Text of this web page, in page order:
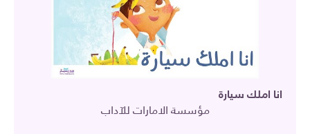
انا املك سيارة
مؤسسة الامارات للآداب